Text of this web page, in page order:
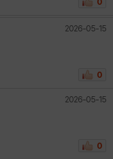
2026-05-15
0
2026-05-15
0